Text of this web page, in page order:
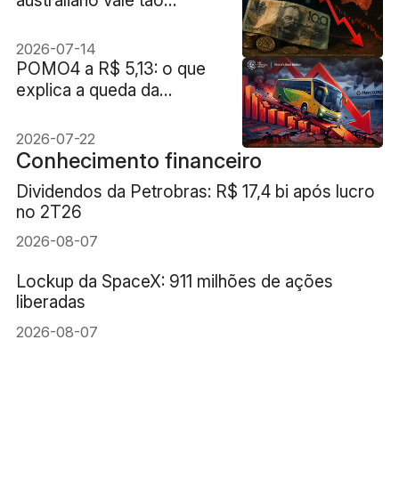
2026-07-14
POMO4 a R$ 5,13: o que
explica a queda da
2026-07-22
Conhecimento financeiro
Dividendos da Petrobras: R$ 17,4 bi após lucro
no 2T26
2026-08-07
Lockup da SpaceX: 911 milhões de ações
liberadas
2026-08-07